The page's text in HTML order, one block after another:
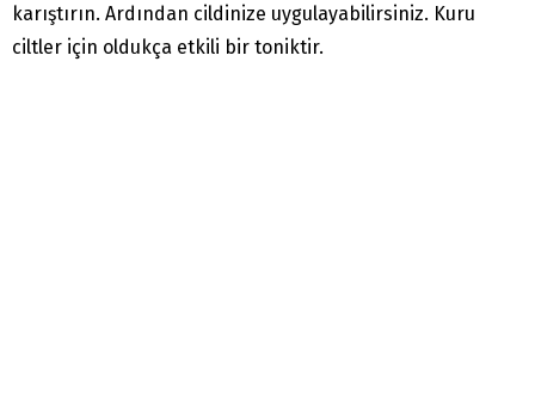
karıştırın. Ardından cildinize uygulayabilirsiniz. Kuru
ciltler için oldukça etkili bir toniktir.